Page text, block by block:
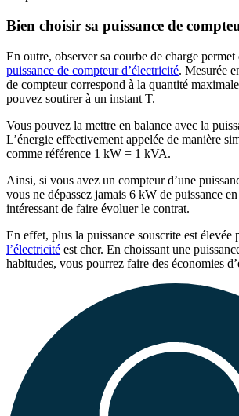
Bien choisir sa puissance de
En outre, observer sa courbe de charge permet
puissance de compteur d’électricité. Mesurée
de compteur correspond à la quantité
pouvez soutirer à un instant T.
Vous pouvez la mettre en balance avec la
L’énergie effectivement appelée de manière
comme référence 1 kW = 1 kVA.
Ainsi, si vous avez un compteur d’une
vous ne dépassez jamais 6 kW de puissance
intéressant de faire évoluer le contrat.
En effet, plus la puissance souscrite est élevée
l’électricité est cher. En choissant une
habitudes, vous pourrez faire des économies